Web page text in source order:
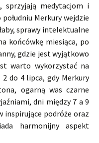
sprzyjają medytacjom i
Merkury wejdzie
sprawy intelektualne
końcówkę miesiąca, po
gdzie jest wyjątkowo
warto wykorzystać na
do 4 lipca, gdy Merkury
ogarną was czarne
dni między 7 a 9
podróże oraz
harmonijny aspekt